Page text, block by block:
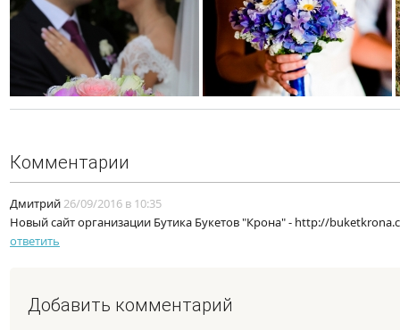
Комментарии
Дмитрий26/09/2016 в 10:35
Новый сайт организации Бутика Букетов "Крона" - http://
ответить
Добавить комментарий